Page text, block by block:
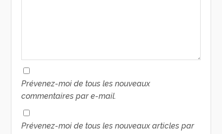
Prévenez-moi de tous les nouveaux
commentaires par e-mail.
Prévenez-moi de tous les nouveaux articles par